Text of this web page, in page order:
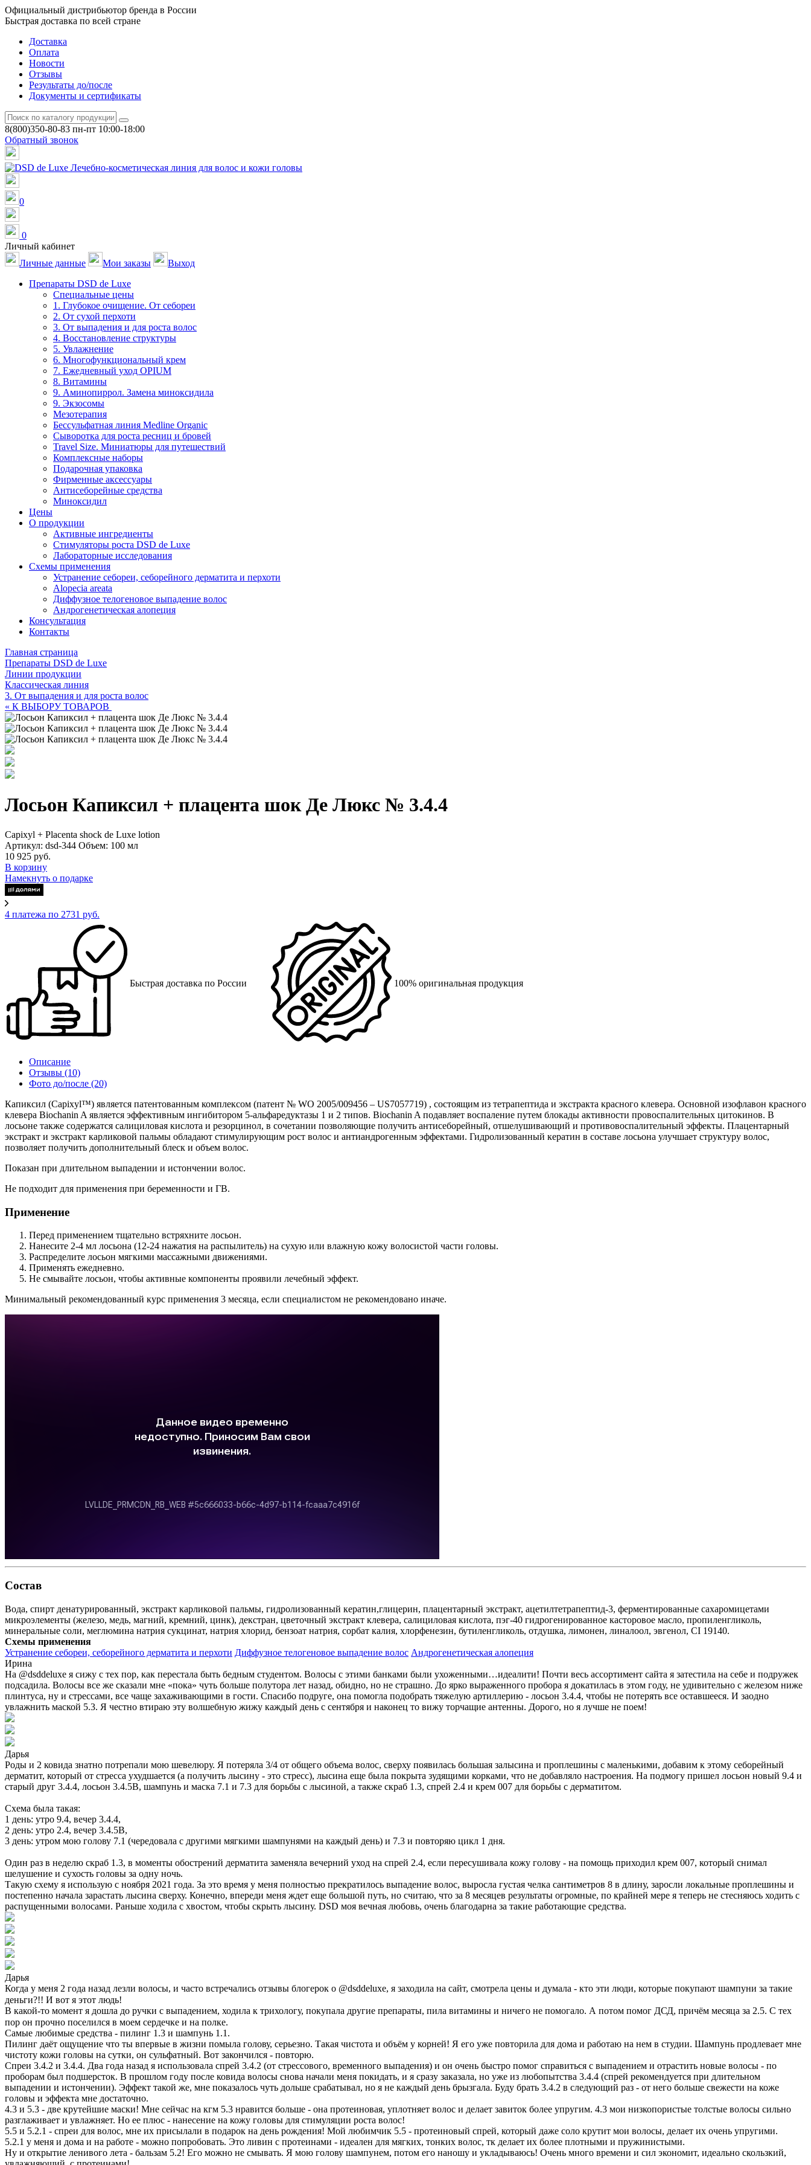
Официальный дистрибьютор бренда в России
Быстрая доставка по всей стране
Доставка
Оплата
Новости
Отзывы
Результаты до/после
Документы и сертификаты
8(800)350-80-83 пн-пт 10:00-18:00
Обратный звонок
0
0
Личный кабинет
Личные данные
Мои заказы
Выход
Препараты DSD de Luxe
Специальные цены
1. Глубокое очищение. От себореи
2. От сухой перхоти
3. От выпадения и для роста волос
4. Восстановление структуры
5. Увлажнение
6. Многофункциональный крем
7. Ежедневный уход OPIUM
8. Витамины
9. Аминопиррол. Замена миноксидила
9. Экзосомы
Мезотерапия
Бессульфатная линия Medline Organic
Сыворотка для роста ресниц и бровей
Travel Size. Миниатюры для путешествий
Комплексные наборы
Подарочная упаковка
Фирменные аксессуары
Антисеборейные средства
Миноксидил
Цены
О продукции
Активные ингредиенты
Стимуляторы роста DSD de Luxe
Лабораторные исследования
Схемы применения
Устранение себореи, себорейного дерматита и перхоти
Alopecia areata
Диффузное телогеновое выпадение волос
Андрогенетическая алопеция
Консультация
Контакты
Главная страница
Препараты DSD de Luxe
Линии продукции
Классическая линия
3. От выпадения и для роста волос
« К ВЫБОРУ ТОВАРОВ
Лосьон Капиксил + плацента шок Де Люкс № 3.4.4
Capixyl + Placenta shock de Luxe lotion
Артикул: dsd-344 Объем: 100 мл
10 925 руб.
В корзину
Намекнуть о подарке
4 платежа по 2731 руб.
Быстрая доставка по России 100% оригинальная продукция
Описание
Отзывы (10)
Фото до/после (20)
Капиксил (Capixyl™) является патентованным комплексом (патент № WO 2005/009456 – US7057719) , состоящим из тетрапептида и экстракта красного клевера. Основной изофлавон красного
клевера Biochanin A является эффективным ингибитором 5-альфаредуктазы 1 и 2 типов. Biochanin A подавляет воспаление путем блокады активности провоспалительных цитокинов. В
лосьоне также содержатся салициловая кислота и резорцинол, в сочетании позволяющие получить антисеборейный, отшелушивающий и противовоспалительный эффекты. Плацентарный
экстракт и экстракт карликовой пальмы обладают стимулирующим рост волос и антиандрогенным эффектами. Гидролизованный кератин в составе лосьона улучшает структуру волос,
позволяет получить дополнительный блеск и объем волос.
Показан при длительном выпадении и истончении волос.
Не подходит для применения при беременности и ГВ.
Применение
Перед применением тщательно встряхните лосьон.
Нанесите 2-4 мл лосьона (12-24 нажатия на распылитель) на сухую или влажную кожу волосистой части головы.
Распределите лосьон мягкими массажными движениями.
Применять ежедневно.
Не смывайте лосьон, чтобы активные компоненты проявили лечебный эффект.
Минимальный рекомендованный курс применения 3 месяца, если специалистом не рекомендовано иначе.
Состав
Вода, спирт денатурированный, экстракт карликовой пальмы, гидролизованный кератин,глицерин, плацентарный экстракт, ацетилтетрапептид-3, ферментированные сахаромицетами
микроэлементы (железо, медь, магний, кремний, цинк), декстран, цветочный экстракт клевера, салициловая кислота, пэг-40 гидрогенированное касторовое масло, пропиленгликоль,
минеральные соли, меглюмина натрия сукцинат, натрия хлорид, бензоат натрия, сорбат калия, хлорфенезин, бутиленгликоль, отдушка, лимонен, линалоол, эвгенол, СI 19140.
Схемы применения
Устранение себореи, себорейного дерматита и перхоти Диффузное телогеновое выпадение волос Андрогенетическая алопеция
Ирина
На @dsddeluxe я сижу с тех пор, как перестала быть бедным студентом. Волосы с этими банками были ухоженными…идеалити! Почти весь ассортимент сайта я затестила на себе и подружек
подсадила. Волосы все же сказали мне «пока» чуть больше полутора лет назад, обидно, но не страшно. До ярко выраженного пробора я докатилась в этом году, не удивительно с железом ниже
плинтуса, ну и стрессами, все чаще захаживающими в гости. Спасибо подруге, она помогла подобрать тяжелую артиллерию - лосьон 3.4.4, чтобы не потерять все оставшееся. И заодно
увлажнить маской 5.3. Я честно втираю эту волшебную жижу каждый день с сентября и наконец то вижу торчащие антенны. Дорого, но я лучше не поем!
Дарья
Роды и 2 ковида знатно потрепали мою шевелюру. Я потеряла 3/4 от общего объема волос, сверху появилась большая залысина и проплешины с маленькими, добавим к этому себорейный
дерматит, который от стресса ухудшается (а получить лысину - это стресс), лысина еще была покрыта зудящими корками, что не добавляло настроения. На подмогу пришел лосьон новый 9.4 и
старый друг 3.4.4, лосьон 3.4.5В, шампунь и маска 7.1 и 7.3 для борьбы с лысиной, а также скраб 1.3, спрей 2.4 и крем 007 для борьбы с дерматитом.
Схема была такая:
1 день: утро 9.4, вечер 3.4.4,
2 день: утро 2.4, вечер 3.4.5В,
3 день: утром мою голову 7.1 (чередовала с другими мягкими шампунями на каждый день) и 7.3 и повторяю цикл 1 дня.
Один раз в неделю скраб 1.3, в моменты обострений дерматита заменяла вечерний уход на спрей 2.4, если пересушивала кожу голову - на помощь приходил крем 007, который снимал
шелушение и сухость головы за одну ночь.
Такую схему я использую с ноября 2021 года. За это время у меня полностью прекратилось выпадение волос, выросла густая челка сантиметров 8 в длину, заросли локальные проплешины и
постепенно начала зарастать лысина сверху. Конечно, впереди меня ждет еще большой путь, но считаю, что за 8 месяцев результаты огромные, по крайней мере я теперь не стесняюсь ходить с
распущенными волосами. Раньше ходила с хвостом, чтобы скрыть лысину. DSD моя вечная любовь, очень благодарна за такие работающие средства.
Дарья
Когда у меня 2 года назад лезли волосы, и часто встречались отзывы блогерок о @dsddeluxe, я заходила на сайт, смотрела цены и думала - кто эти люди, которые покупают шампуни за такие
деньги?!! И вот я этот людь!⠀
В какой-то момент я дошла до ручки с выпадением, ходила к трихологу, покупала другие препараты, пила витамины и ничего не помогало. А потом помог ДСД, причём месяца за 2.5. С тех
пор он прочно поселился в моем сердечке и на полке.⠀
Самые любимые средства - пилинг 1.3 и шампунь 1.1.
Пилинг даёт ощущение что ты впервые в жизни помыла голову, серьезно. Такая чистота и объём у корней! Я его уже повторила для дома и работаю на нем в студии. Шампунь продлевает мне
чистоту кожи головы на сутки, он сульфатный. Вот закончился - повторю.
Спреи 3.4.2 и 3.4.4. Два года назад я использовала спрей 3.4.2 (от стрессового, временного выпадения) и он очень быстро помог справиться с выпадением и отрастить новые волосы - по
проборам был подшерсток. В прошлом году после ковида волосы снова начали меня покидать, и я сразу заказала, но уже из любопытства 3.4.4 (спрей рекомендуется при длительном
выпадении и истончении). Эффект такой же, мне показалось чуть дольше срабатывал, но я не каждый день брызгала. Буду брать 3.4.2 в следующий раз - от него больше свежести на коже
головы и эффекта мне достаточно.
4.3 и 5.3 - две крутейшие маски! Мне сейчас на кгм 5.3 нравится больше - она протеиновая, уплотняет волос и делает завиток более упругим. 4.3 мои низкопористые толстые волосы сильно
разглаживает и увлажняет. Но ее плюс - нанесение на кожу головы для стимуляции роста волос!
5.5 и 5.2.1 - спреи для волос, мне их присылали в подарок на день рождения! Мой любимчик 5.5 - протеиновый спрей, который даже соло крутит мои волосы, делает их очень упругими.
5.2.1 у меня и дома и на работе - можно попробовать. Это ливин с протеинами - идеален для мягких, тонких волос, тк делает их более плотными и пружинистыми.
Ну и открытие ленивого лета - бальзам 5.2! Его можно не смывать. Я мою голову шампунем, потом его наношу и укладываюсь! Очень много времени и сил экономит, идеально скользкий,